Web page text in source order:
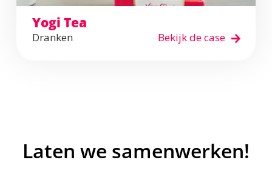
Yogi Tea
Dranken Bekijk de case
Laten we samenwerken!